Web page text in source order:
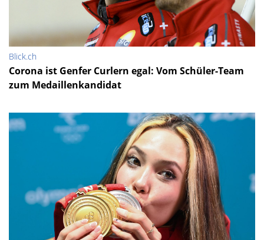
Blick.ch
Corona ist Genfer Curlern egal: Vom Schüler-Team
zum Medaillenkandidat